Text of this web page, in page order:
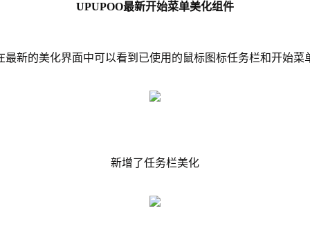
UPUPOO最新开始菜单美化组件
最新的美化界面中可以看到已使用的鼠标图标任务栏和开始菜
新增了任务栏美化